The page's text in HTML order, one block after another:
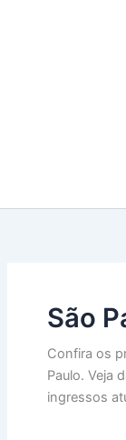
São
Confira os
Paulo. Veja
ingressos